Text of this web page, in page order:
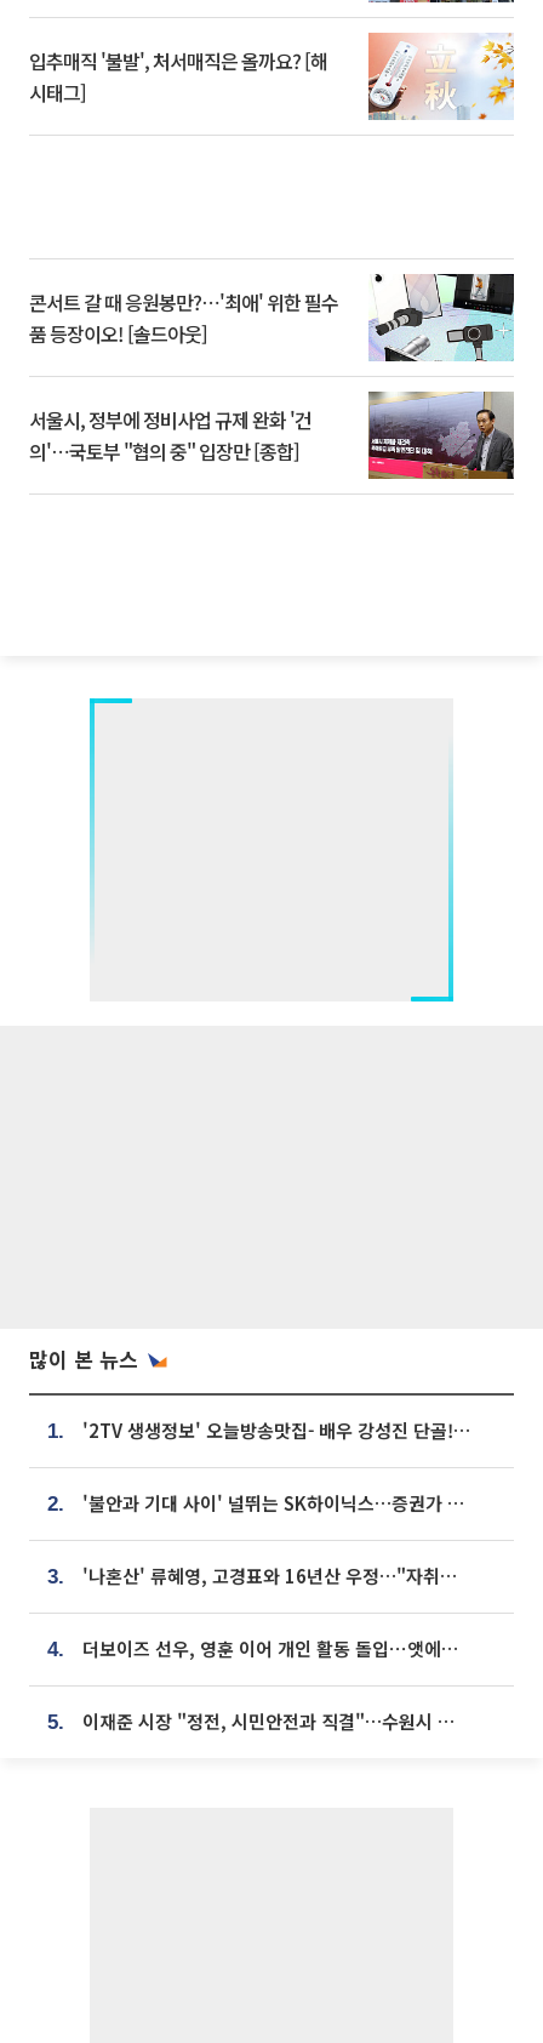
입추매직 '불발', 처서매직은 올까요? [해
시태그]
콘서트 갈 때 응원봉만?⋯'최애' 위한 필수
품 등장이오! [솔드아웃]
서울시, 정부에 정비사업 규제 완화 '건
의'⋯국토부 "협의 중" 입장만 [종합]
많이 본 뉴스
1. '2TV 생생정보' 오늘방송맛집- 배우 강성진 단골! 쌀국수ㆍ푸팟퐁 커리 맛집 '블○○○'
2. '불안과 기대 사이' 널뛰는 SK하이닉스…증권가 "HBM4·LTA 기반 펀터멘털 견고"
3. '나혼산' 류혜영, 고경표와 16년산 우정…"자취방서 부모님과 마주쳐"
4. 더보이즈 선우, 영훈 이어 개인 활동 돌입⋯앳에어리어와 전속계약
5. 이재준 시장 "정전, 시민안전과 직결"…수원시 비상대응체계 가동